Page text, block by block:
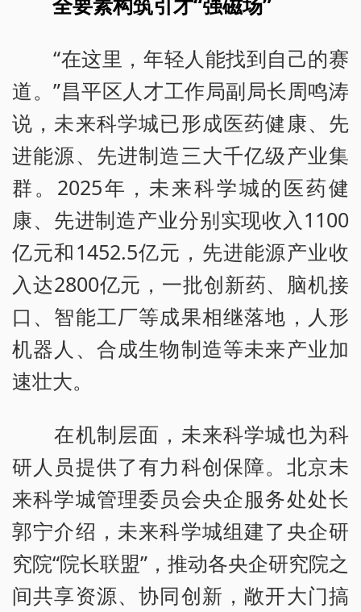
“在这里，年轻人能找到自己的赛
道。”昌平区人才工作局副局长周鸣涛
说，未来科学城已形成医药健康、先
进能源、先进制造三大千亿级产业集
群。2025年，未来科学城的医药健
康、先进制造产业分别实现收入1100
亿元和1452.5亿元，先进能源产业收
入达2800亿元，一批创新药、脑机接
口、智能工厂等成果相继落地，人形
机器人、合成生物制造等未来产业加
速壮大。
在机制层面，未来科学城也为科
研人员提供了有力科创保障。北京未
来科学城管理委员会央企服务处处长
郭宁介绍，未来科学城组建了央企研
究院“院长联盟”，推动各央企研究院之
间共享资源、协同创新，敞开大门搞